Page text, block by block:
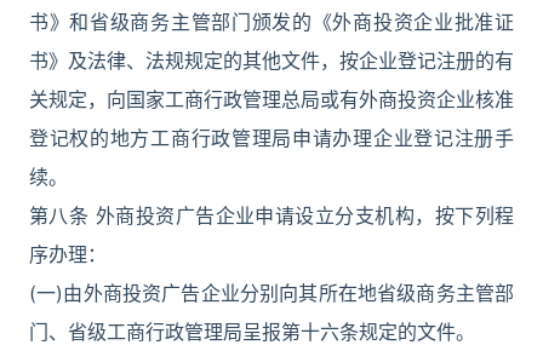
书》和省级商务主管部门颁发的《外商投资企业批准证
书》及法律、法规规定的其他文件，按企业登记注册的有
关规定，向国家工商行政管理总局或有外商投资企业核准
登记权的地方工商行政管理局申请办理企业登记注册手
续。
第八条 外商投资广告企业申请设立分支机构，按下列程
序办理：
(一)由外商投资广告企业分别向其所在地省级商务主管部
门、省级工商行政管理局呈报第十六条规定的文件。